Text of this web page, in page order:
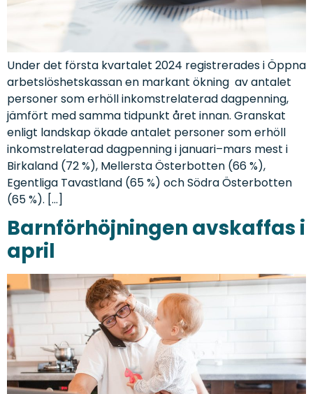
Under det första kvartalet 2024 registrerades i Öppna
arbetslöshetskassan en markant ökning av antalet
personer som erhöll inkomstrelaterad dagpenning,
jämfört med samma tidpunkt året innan. Granskat
enligt landskap ökade antalet personer som erhöll
inkomstrelaterad dagpenning i januari–mars mest i
Birkaland (72 %), Mellersta Österbotten (66 %),
Egentliga Tavastland (65 %) och Södra Österbotten
(65 %). […]
Barnförhöjningen avskaffas i
april